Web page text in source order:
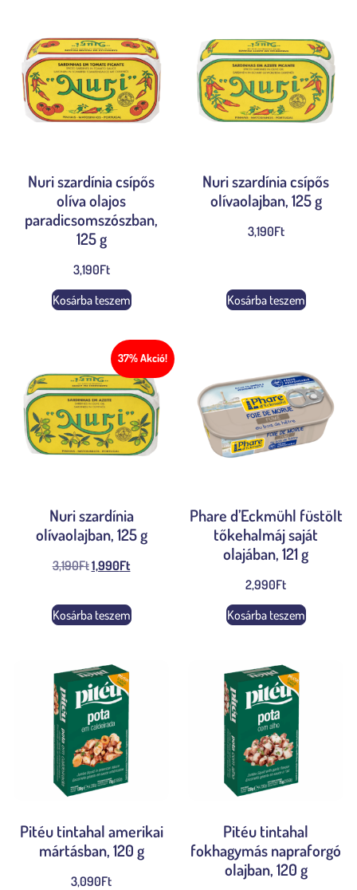
Nuri szardínia csípős
olíva olajos
paradicsomszószban,
125 g
3,190Ft
Kosárba teszem
Nuri szardínia csípős
olívaolajban, 125 g
3,190Ft
Kosárba teszem
37% Akció!
Nuri szardínia
olívaolajban, 125 g
3,190Ft1,990Ft
Kosárba teszem
Phare d’Eckmühl füstölt
tőkehalmáj saját
olajában, 121 g
2,990Ft
Kosárba teszem
Pitéu tintahal amerikai
mártásban, 120 g
3,090Ft
Pitéu tintahal
fokhagymás napraforgó
olajban, 120 g